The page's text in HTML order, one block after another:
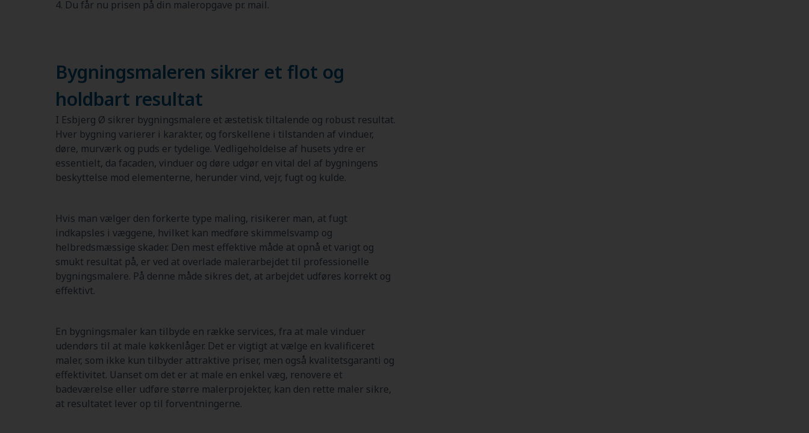
4. Du får nu prisen på din maleropgave pr. mail.
Bygningsmaleren sikrer et flot og
holdbart resultat
I Esbjerg Ø sikrer bygningsmalere et æstetisk tiltalende og robust resultat.
Hver bygning varierer i karakter, og forskellene i tilstanden af vinduer,
døre, murværk og puds er tydelige. Vedligeholdelse af husets ydre er
essentielt, da facaden, vinduer og døre udgør en vital del af bygningens
beskyttelse mod elementerne, herunder vind, vejr, fugt og kulde.
Hvis man vælger den forkerte type maling, risikerer man, at fugt
indkapsles i væggene, hvilket kan medføre skimmelsvamp og
helbredsmæssige skader. Den mest effektive måde at opnå et varigt og
smukt resultat på, er ved at overlade malerarbejdet til professionelle
bygningsmalere. På denne måde sikres det, at arbejdet udføres korrekt og
effektivt.
En bygningsmaler kan tilbyde en række services, fra at male vinduer
udendørs til at male køkkenlåger. Det er vigtigt at vælge en kvalificeret
maler, som ikke kun tilbyder attraktive priser, men også kvalitetsgaranti og
effektivitet. Uanset om det er at male en enkel væg, renovere et
badeværelse eller udføre større malerprojekter, kan den rette maler sikre,
at resultatet lever op til forventningerne.